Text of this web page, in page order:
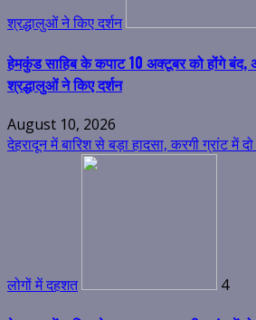
श्रद्धालुओं ने किए दर्शन
हेमकुंड साहिब के कपाट 10 अक्टूबर को होंगे
श्रद्धालुओं ने किए दर्शन
August 10, 2026
देहरादून में बारिश से बड़ा हादसा, करगी ग्रांट में
लोगों में दहशत 4